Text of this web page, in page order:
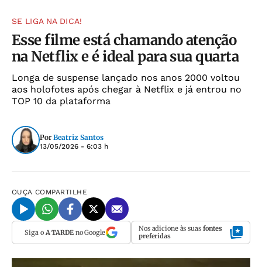
SE LIGA NA DICA!
Esse filme está chamando atenção
na Netflix e é ideal para sua quarta
Longa de suspense lançado nos anos 2000 voltou
aos holofotes após chegar à Netflix e já entrou no
TOP 10 da plataforma
Por Beatriz Santos
13/05/2026 - 6:03 h
OUÇA COMPARTILHE
Siga o A TARDEno Google Nos adicione às suas fontes
preferidas